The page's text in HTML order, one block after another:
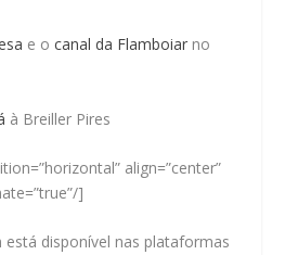
e ocanal da Flamboiar no
à Breiller Pires
align=”center”
]
está disponível nas plataformas